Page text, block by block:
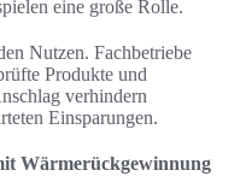
eine große Rolle.
Nutzen. Fachbetriebe
Produkte und
verhindern
Einsparungen.
Wärmerückgewinnung